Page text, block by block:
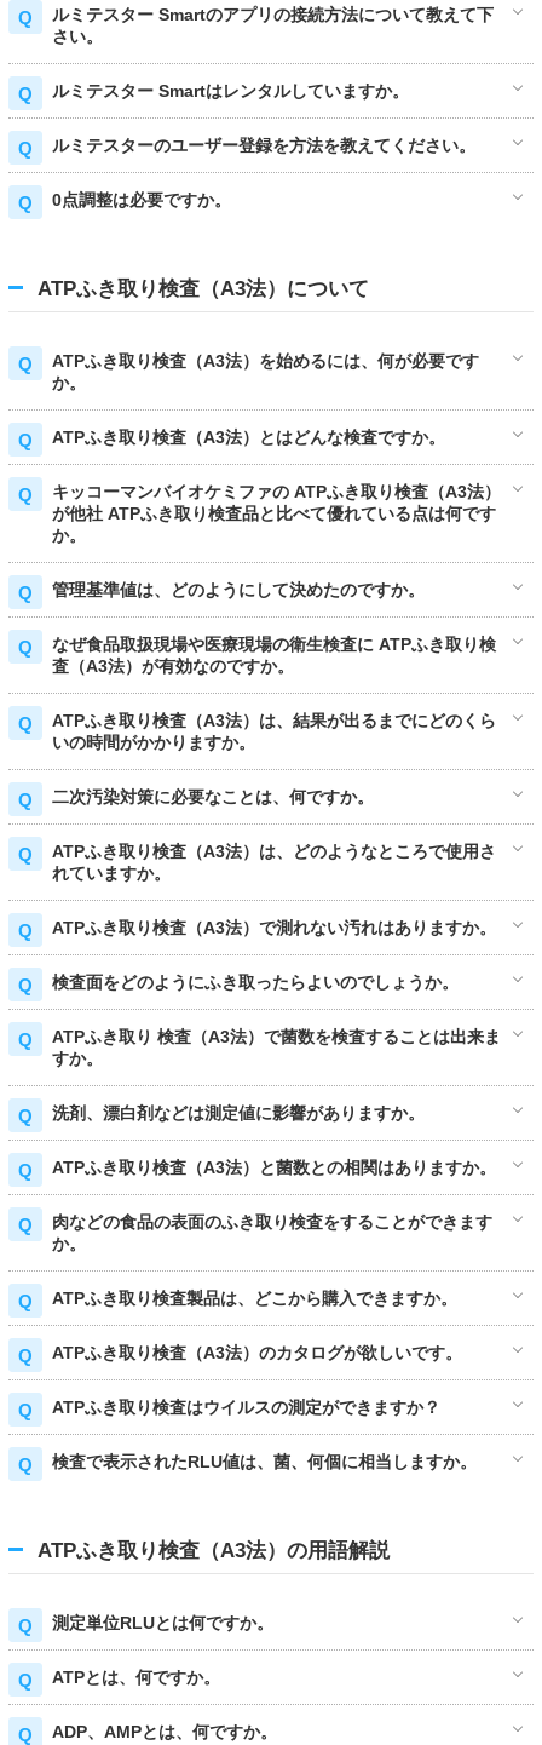
ルミテスター Smartのアプリの接続方法について教えて下
さい。
ルミテスター Smartはレンタルしていますか。
ルミテスターのユーザー登録を方法を教えてください。
0点調整は必要ですか。
ATPふき取り検査（A3法）について
ATPふき取り検査（A3法）を始めるには、何が必要です
か。
ATPふき取り検査（A3法）とはどんな検査ですか。
キッコーマンバイオケミファの ATPふき取り検査（A3法）
が他社 ATPふき取り検査品と比べて優れている点は何です
か。
管理基準値は、どのようにして決めたのですか。
なぜ食品取扱現場や医療現場の衛生検査に ATPふき取り検
査（A3法）が有効なのですか。
ATPふき取り検査（A3法）は、結果が出るまでにどのくら
いの時間がかかりますか。
二次汚染対策に必要なことは、何ですか。
ATPふき取り検査（A3法）は、どのようなところで使用さ
れていますか。
ATPふき取り検査（A3法）で測れない汚れはありますか。
検査面をどのようにふき取ったらよいのでしょうか。
ATPふき取り 検査（A3法）で菌数を検査することは出来ま
すか。
洗剤、漂白剤などは測定値に影響がありますか。
ATPふき取り検査（A3法）と菌数との相関はありますか。
肉などの食品の表面のふき取り検査をすることができます
か。
ATPふき取り検査製品は、どこから購入できますか。
ATPふき取り検査（A3法）のカタログが欲しいです。
ATPふき取り検査はウイルスの測定ができますか？
検査で表示されたRLU値は、菌、何個に相当しますか。
ATPふき取り検査（A3法）の用語解説
測定単位RLUとは何ですか。
ATPとは、何ですか。
ADP、AMPとは、何ですか。